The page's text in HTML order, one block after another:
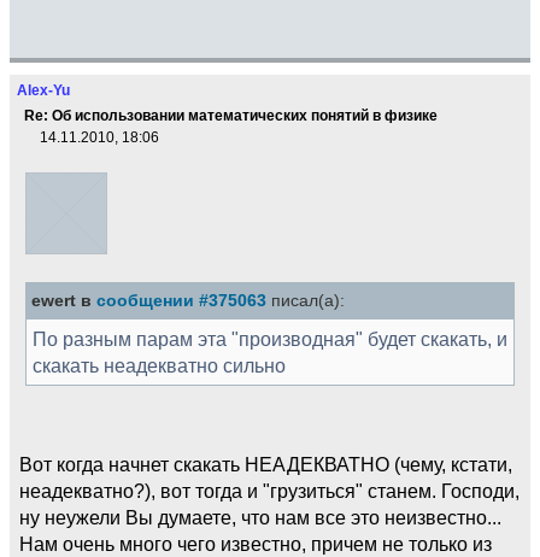
Alex-Yu
Re: Об использовании математических понятий в физике
14.11.2010, 18:06
ewert в сообщении #375063 писал(а):
По разным парам эта "производная" будет скакать, и
скакать неадекватно сильно
Вот когда начнет скакать НЕАДЕКВАТНО (чему, кстати,
неадекватно?), вот тогда и "грузиться" станем. Господи,
ну неужели Вы думаете, что нам все это неизвестно...
Нам очень много чего известно, причем не только из